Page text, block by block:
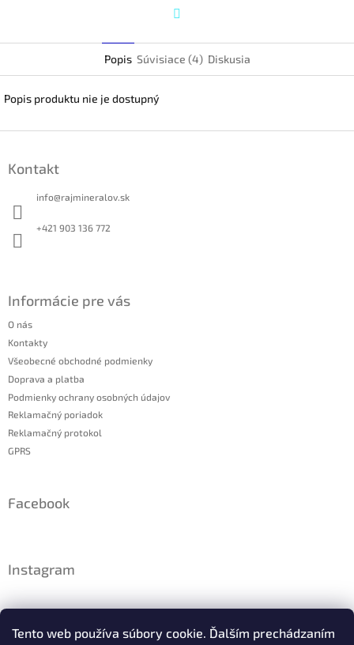
Tento web používa súbory cookie. Ďalším prechádzaním
Popis Súvisiace (4) Diskusia
Popis produktu nie je dostupný
Kontakt
info@rajmineralov.sk
+421 903 136 772
Informácie pre vás
O nás
Kontakty
Všeobecné obchodné podmienky
Doprava a platba
Podmienky ochrany osobných údajov
Reklamačný poriadok
Reklamačný protokol
GPRS
Facebook
Instagram